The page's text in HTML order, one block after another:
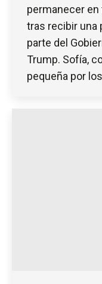
permanecer
tras recibir una
parte del
Trump. Sofía,
pequeña por